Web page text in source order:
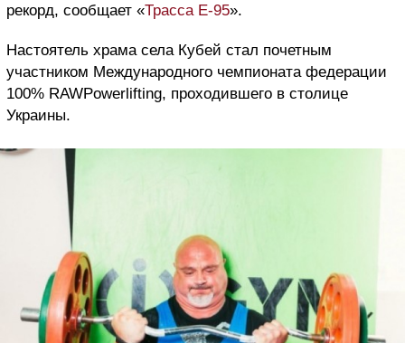
рекорд, сообщает «Трасса Е-95».
Настоятель храма села Кубей стал почетным
участником Международного чемпионата федерации
100% RAWPowerlifting, проходившего в столице
Украины.